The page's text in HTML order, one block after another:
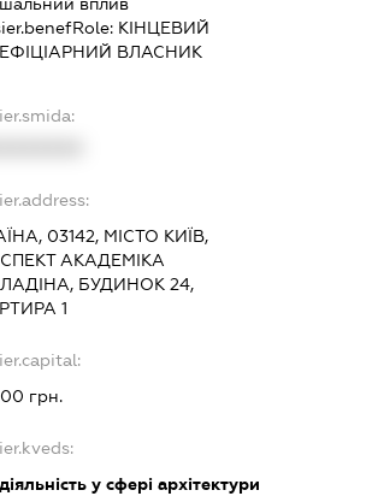
вплив
КІНЦЕВИЙ
ВЛАСНИК
03142, МІСТО КИЇВ,
АКАДЕМІКА
БУДИНОК 24,
1
грн.
у сфері архітектури